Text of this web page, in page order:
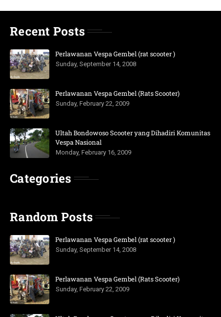
Recent Posts
Perlawanan Vespa Gembel (rat scooter )
Sunday, September 14, 2008
Perlawanan Vespa Gembel (Rats Scooter)
Sunday, February 22, 2009
Ultah Bondowoso Scooter yang Dihadiri Komunitas
Vespa Nasional
Monday, February 16, 2009
Categories
Random Posts
Perlawanan Vespa Gembel (rat scooter )
Sunday, September 14, 2008
Perlawanan Vespa Gembel (Rats Scooter)
Sunday, February 22, 2009